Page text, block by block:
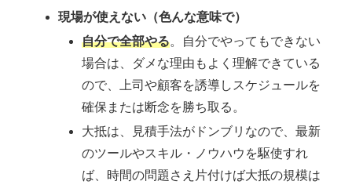
現場が使えない（色んな意味で）
自分で全部やる。自分でやってもできない
場合は、ダメな理由もよく理解できている
ので、上司や顧客を誘導しスケジュールを
確保または断念を勝ち取る。
大抵は、見積手法がドンブリなので、最新
のツールやスキル・ノウハウを駆使すれ
ば、時間の問題さえ片付けば大抵の規模は